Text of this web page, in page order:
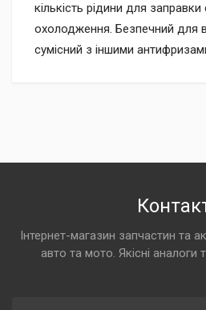
кількість рідини для заправки
охолодження. Безпечний для
сумісний з іншими
Інтернет-магазин запчастин та
авто та мото. Якісні аналоги